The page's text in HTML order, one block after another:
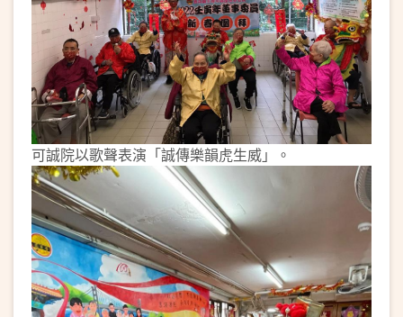
可誠院以歌聲表演「誠傳樂韻虎生威」。